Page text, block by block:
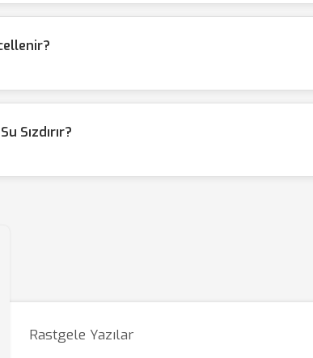
Sızdırır?
Rastgele Yazılar